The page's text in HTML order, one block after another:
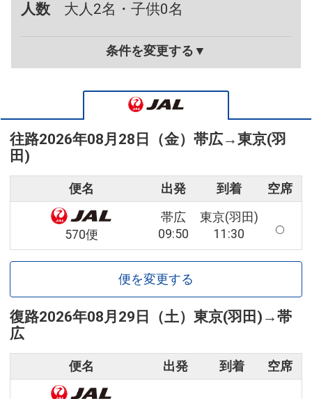
人数
大人2名・子供0名
条件を変更する▼
往路2026年08月28日（金） 帯広→東京(羽
田)
便名 出発 到着 空席
570便
帯広
09:50
東京(羽田)
11:30
便を変更する
復路2026年08月29日（土） 東京(羽田) →帯
広
便名 出発 到着 空席